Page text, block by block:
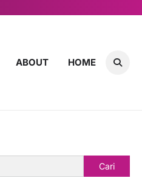
ABOUT HOME
Cari